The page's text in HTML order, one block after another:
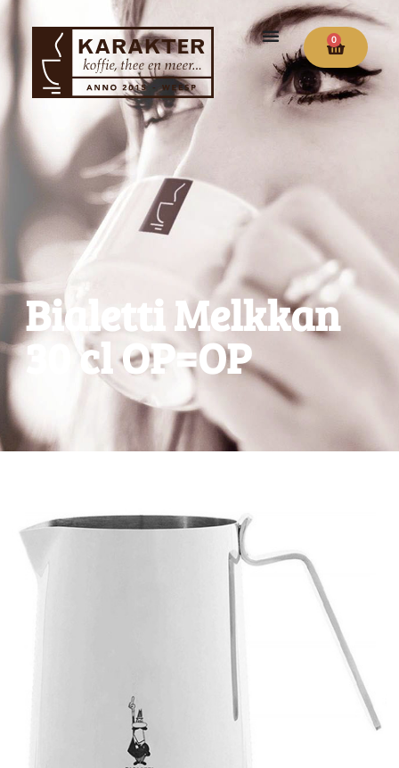
0
Bialetti Melkkan
30 cl OP=OP